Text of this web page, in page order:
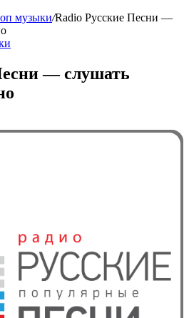
музыки/Radio Русские Песни —
— слушать